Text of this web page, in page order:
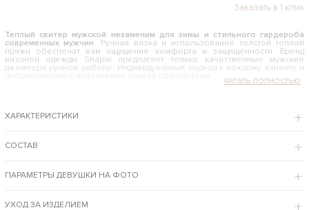
Заказать в 1 клик
Теплый свитер мужской незаменим для зимы и стильного гардероба
современных мужчин. Ручная вязка и использование толстой теплой
пряжи обеспечат вам ощущение комфорта и защищенности. Бренд
вязаной одежды Shapar предлагает только качественные мужские
джемпера ручной работы. Индивидуальный подход к каждому клиенту и
добросовестное исполнение заказа обеспечены.
работаете в прохладном помещении, данная модель – то, что вам нужно.
хорошо смотрится с брюками как делового, так и неформального
фасона. Мягкая пряжа и объемная вязка избавляют от необходимости
Интернет-магазин бренда Shapar предлагает купить теплый свитер мужской по
ОСОБЕННОСТИ МОДЕЛИ
ХАРАКТЕРИСТИКИ
СОСТАВ
ПАРАМЕТРЫ ДЕВУШКИ НА ФОТО
УХОД ЗА ИЗДЕЛИЕМ